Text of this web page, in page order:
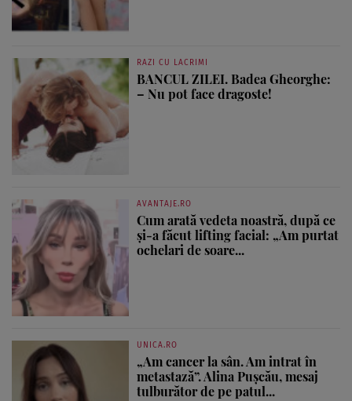
RAZI CU LACRIMI
BANCUL ZILEI. Badea Gheorghe:
– Nu pot face dragoste!
AVANTAJE.RO
Cum arată vedeta noastră, după ce
și-a făcut lifting facial: „Am purtat
ochelari de soare...
UNICA.RO
„Am cancer la sân. Am intrat în
metastază”. Alina Pușcău, mesaj
tulburător de pe patul...